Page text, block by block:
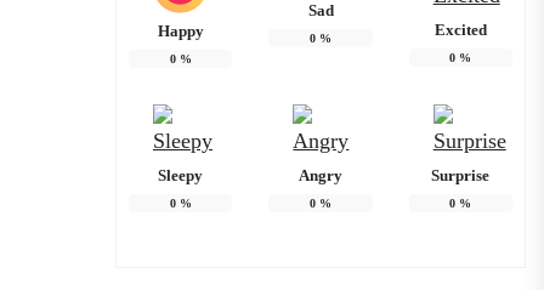
Happy
0%
Sad
0 % Excited
0 %
Sleepy
0%
Angry
0 %
Surprise
0 %